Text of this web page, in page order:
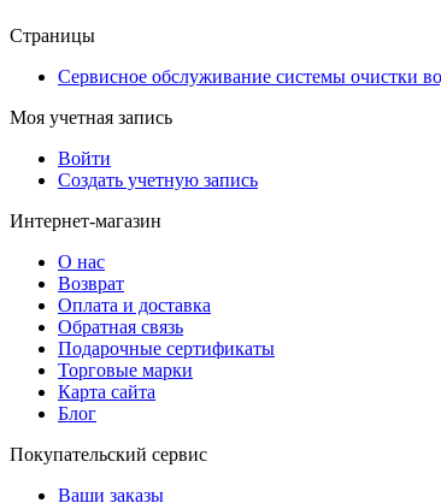
Страницы
Сервисное обслуживание системы очистки
Моя учетная запись
Войти
Создать учетную запись
Интернет-магазин
О нас
Возврат
Оплата и доставка
Обратная связь
Подарочные сертификаты
Торговые марки
Карта сайта
Блог
Покупательский сервис
Ваши заказы